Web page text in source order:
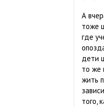
А
тоже
где
дети
то же
жить
того,